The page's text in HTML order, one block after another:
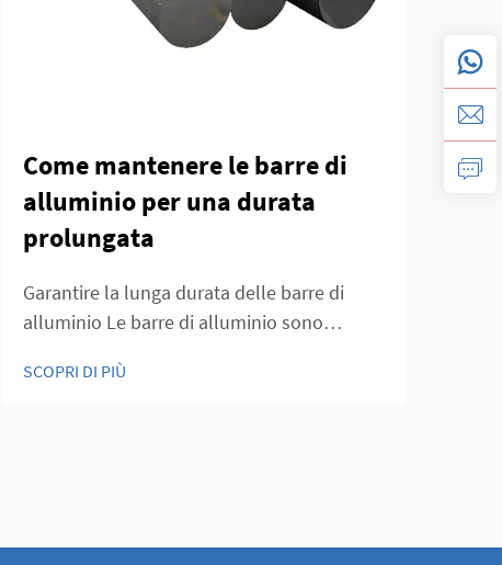
Come mantenere le barre di
alluminio per una durata
prolungata
Garantire la lunga durata delle barre di
alluminio Le barre di alluminio sono
grazie alla loro leggerezza, resistenza alla
SCOPRI DI PIÙ